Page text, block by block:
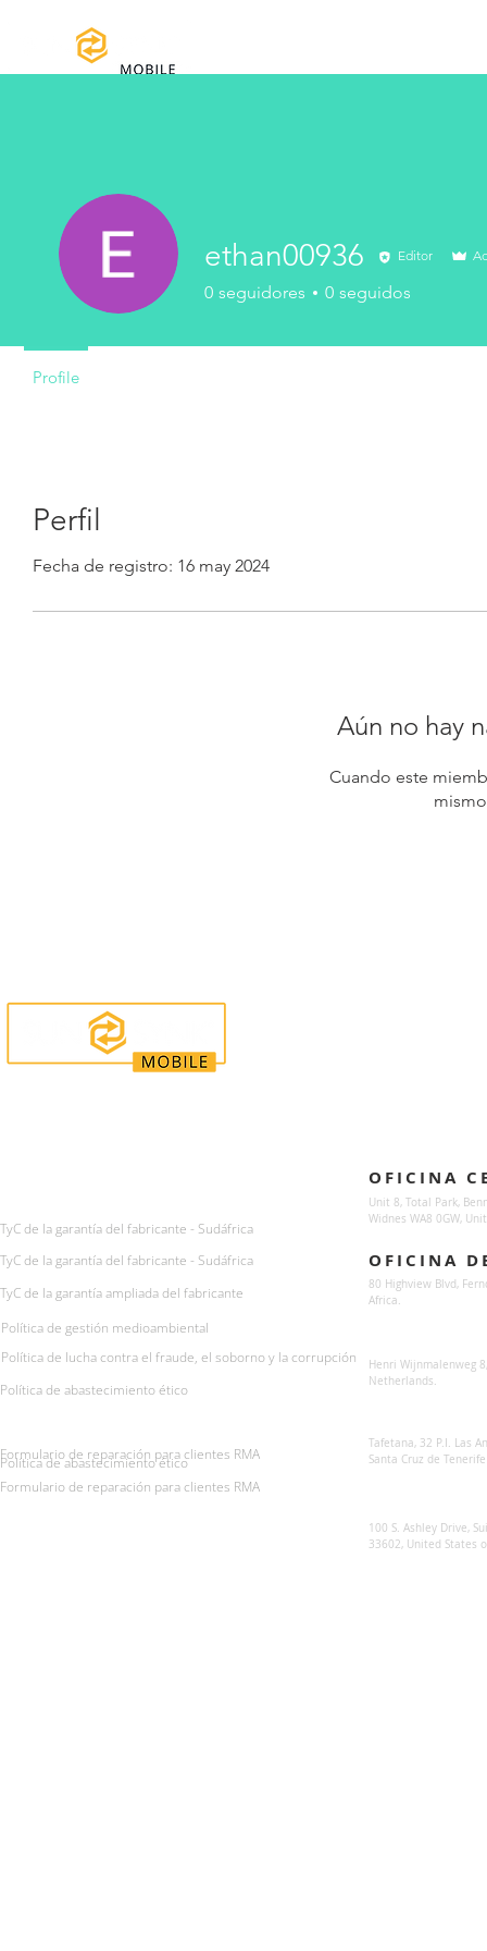
Perfil
Fecha de registro: 16 may 2024
Aún no hay
Cuando este
ethan00936 Editor
0 seguidores 0 seguidos
Profile
TyC de la garantía del fabricante - Sudáfrica
TyC de la garantía del fabricante - Sudáfrica
TyC de la garantía ampliada del fabricante
Política de gestión medioambiental
Política de lucha contra el fraude, el soborno y la corrupción
Política de abastecimiento ético
Formulario de reparación para clientes RMA
Formulario de reparación para clientes RMA
Política de abastecimiento ético
OFICINA
Unit 8, Total Park,
Widnes WA8 0GW,
OFICINA
80 Highview Blvd,
Africa.
Henri Wijnmalenweg
Netherlands.
Tafetana, 32 P.I. Las
Santa Cruz de Tenerife
100 S. Ashley Drive,
33602, United States